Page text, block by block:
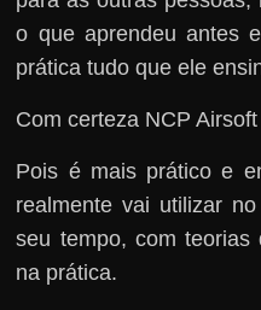
o que aprendeu antes
prática tudo que ele
Com certeza NCP
Pois é mais prático e
realmente vai utilizar
seu tempo, com
na prática.